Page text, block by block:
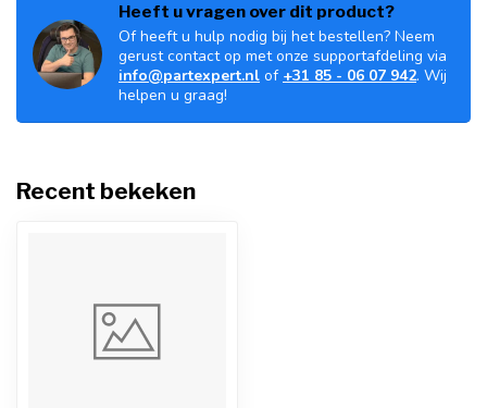
Heeft u vragen over dit product?
Of heeft u hulp nodig bij het bestellen? Neem
gerust contact op met onze supportafdeling via
info@partexpert.nl of +31 85 - 06 07 942. Wij
helpen u graag!
Recent bekeken